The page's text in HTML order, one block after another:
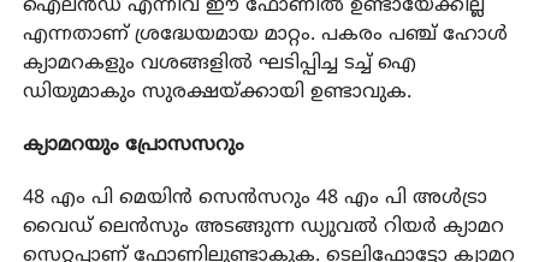
ഐലൻഡ് എന്നിവ ഈ ഫോണിൽ ഉണ്ടായേക്കില്ല
എന്നതാണ് ശ്രദ്ധേയമായ മാറ്റം. പകരം പഞ്ച് ഹോൾ
ക്യാമറകളും വശങ്ങളിൽ ഘടിപ്പിച്ച ടച്ച് ഐ
ഡിയുമാകും സുരക്ഷയ്ക്കായി ഉണ്ടാവുക.
ക്യാമറയും പ്രോസസറും
48 എം പി മെയിൻ സെൻസറും 48 എം പി അൾട്രാ
വൈഡ് ലെൻസും അടങ്ങുന്ന ഡ്യുവൽ റിയർ ക്യാമറ
സെറ്റപ്പാണ് ഫോണിലുണ്ടാകുക. ടെലിഫോട്ടോ ക്യാമറ